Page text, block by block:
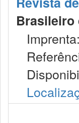
Brasileiro